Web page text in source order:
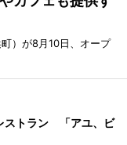
）が8月10日、オープ
ストラン 「アユ、ビ